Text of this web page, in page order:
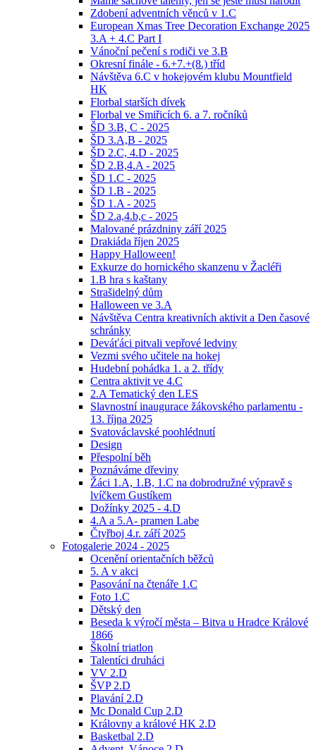
Zdobení adventních věnců v 1.C
European Xmas Tree Decoration Exchange 2025
3.A + 4.C Part I
Vánoční pečení s rodiči ve 3.B
Okresní finále - 6.+7.+(8.) tříd
Návštěva 6.C v hokejovém klubu Mountfield
HK
Florbal starších dívek
Florbal ve Smiřicích 6. a 7. ročníků
ŠD 3.B, C - 2025
ŠD 3.A,B - 2025
ŠD 2.C, 4.D - 2025
ŠD 2.B,4.A - 2025
ŠD 1.C - 2025
ŠD 1.B - 2025
ŠD 1.A - 2025
ŠD 2.a,4.b,c - 2025
Malované prázdniny září 2025
Drakiáda říjen 2025
Happy Halloween!
Exkurze do hornického skanzenu v Žacléři
1.B hra s kaštany
Strašidelný dům
Halloween ve 3.A
Návštěva Centra kreativních aktivit a Den časové
schránky
Deváťáci pitvali vepřové ledviny
Vezmi svého učitele na hokej
Hudební pohádka 1. a 2. třídy
Centra aktivit ve 4.C
2.A Tematický den LES
Slavnostní inaugurace žákovského parlamentu -
13. října 2025
Svatováclavské poohlédnutí
Design
Přespolní běh
Poznáváme dřeviny
Žáci 1.A, 1.B, 1.C na dobrodružné výpravě s
lvíčkem Gustíkem
Dožínky 2025 - 4.D
4.A a 5.A- pramen Labe
Čtyřboj 4.r. září 2025
Fotogalerie 2024 - 2025
Ocenění orientačních běžců
5. A v akci
Pasování na čtenáře 1.C
Foto 1.C
Dětský den
Beseda k výročí města – Bitva u Hradce Králové
1866
Školní triatlon
Talentíci druháci
VV 2.D
ŠVP 2.D
Plavání 2.D
Mc Donald Cup 2.D
Královny a králové HK 2.D
Basketbal 2.D